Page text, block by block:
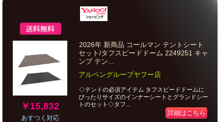
￥15,832
あすつく対応
2026年 新商品 コールマン テントシート
セット/タフスピードドーム 2249251 キャ
ンプ テン...
アルペングループヤフー店
◇テントの必須アイテム タフスピードドームに
ぴったりサイズのインナーシートとグランドシー
トのセット◇タフ...
詳細はこちら